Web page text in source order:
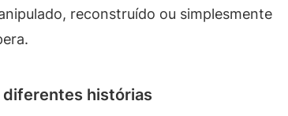
reconstruído ou simplesmente
diferentes histórias